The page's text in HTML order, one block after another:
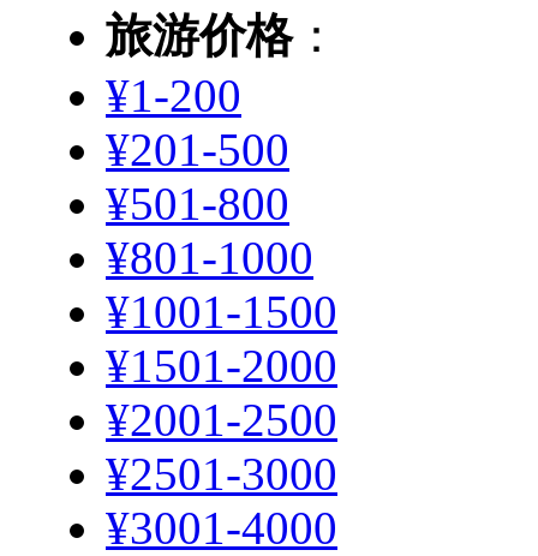
旅游价格：
¥1-200
¥201-500
¥501-800
¥801-1000
¥1001-1500
¥1501-2000
¥2001-2500
¥2501-3000
¥3001-4000